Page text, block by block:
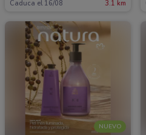
Caduca el 16/08 3.1 km
NUEVO